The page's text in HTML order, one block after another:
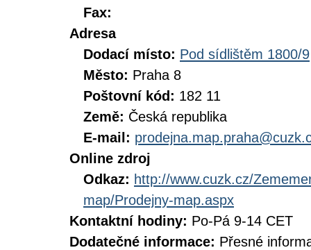
Fax:
Adresa
Dodací místo: Pod sídlištěm 1800/9
Město: Praha 8
Poštovní kód: 182 11
Země: Česká republika
E-mail:
Online zdroj
Odkaz: http://www.cuzk.cz/
map/Prodejny-map.aspx
Kontaktní hodiny: Po-Pá 9-14 CET
Dodatečné informace: Přesné